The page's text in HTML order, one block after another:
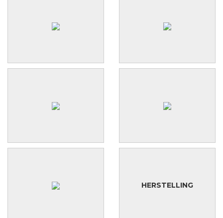
HERSTELLING